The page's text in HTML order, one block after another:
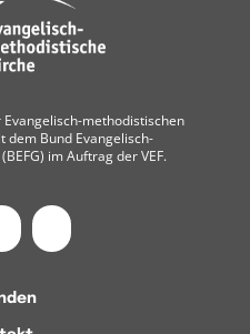
methodistischen
dem Bund Evangelisch-
im Auftrag der VEF.